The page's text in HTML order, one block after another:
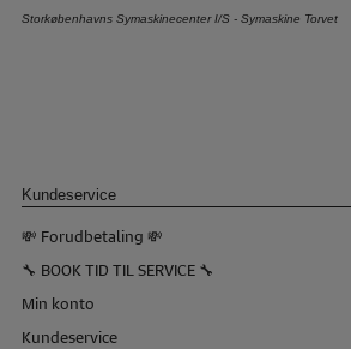
Storkøbenhavns Symaskinecenter I/S - Symaskine Torvet
Kundeservice
💸 Forudbetaling 💸
🔧 BOOK TID TIL SERVICE 🔧
Min konto
Kundeservice